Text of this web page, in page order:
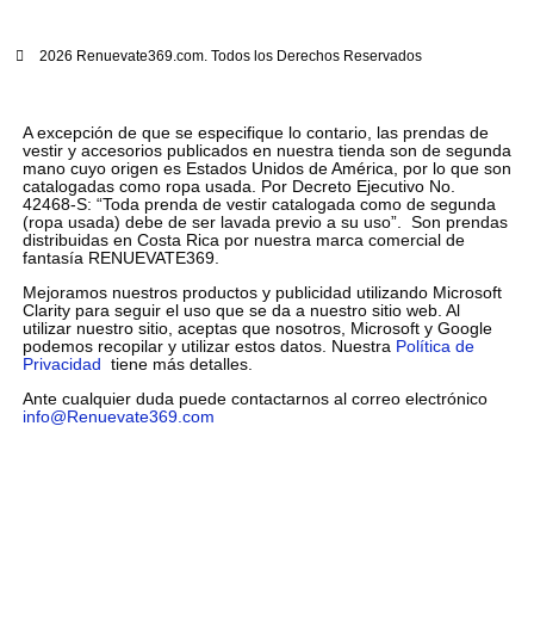
2026 Renuevate369.com. Todos los Derechos Reservados
A excepción de que se especifique lo contario, las prendas de
vestir y accesorios publicados en nuestra tienda son de segunda
mano cuyo origen es Estados Unidos de América, por lo que son
catalogadas como ropa usada. Por Decreto Ejecutivo No.
42468-S: “Toda prenda de vestir catalogada como de segunda
(ropa usada) debe de ser lavada previo a su uso”. Son prendas
distribuidas en Costa Rica por nuestra marca comercial de
fantasía RENUEVATE369.
Mejoramos nuestros productos y publicidad utilizando Microsoft
Clarity para seguir el uso que se da a nuestro sitio web. Al
utilizar nuestro sitio, aceptas que nosotros, Microsoft y Google
podemos recopilar y utilizar estos datos. Nuestra Política de
Privacidad tiene más detalles.
Ante cualquier duda puede contactarnos al correo electrónico
info@Renuevate369.com